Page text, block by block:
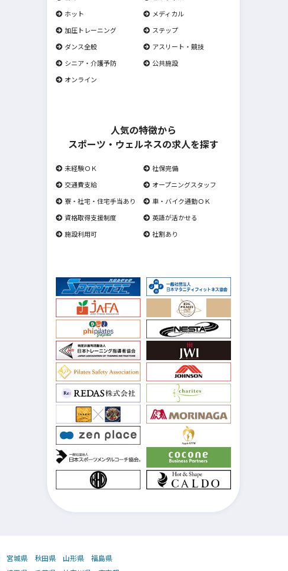
ホット
メディカル
加圧トレーニング
ステップ
ダンス全般
アスリート・競技
シニア・介護予防
公共施設
オンライン
人気の特徴から
スポーツ・ウェルネスの求人を探す
未経験ＯＫ
社保完備
交通費支給
オープニングスタッフ
寮・社宅・住宅手当あり
車・バイク通勤ＯＫ
資格取得支援制度
英語が活かせる
施設利用可
社割あり
宮城県 秋田県 山形県
福島県